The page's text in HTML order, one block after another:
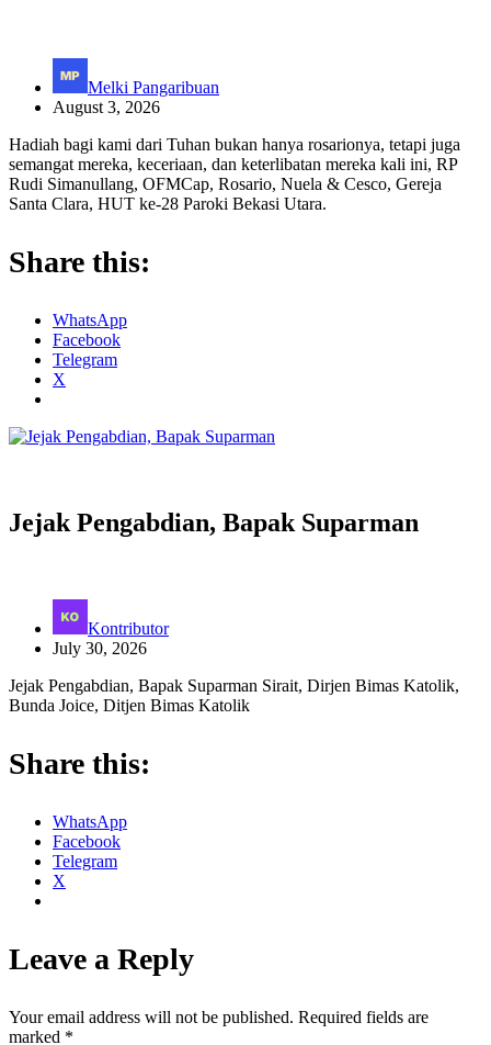
Melki Pangaribuan
August 3, 2026
Hadiah bagi kami dari Tuhan bukan hanya rosarionya, tetapi juga
semangat mereka, keceriaan, dan keterlibatan mereka kali ini, RP
Rudi Simanullang, OFMCap, Rosario, Nuela & Cesco, Gereja
Santa Clara, HUT ke-28 Paroki Bekasi Utara.
Share this:
WhatsApp
Facebook
Telegram
X
Jejak Pengabdian, Bapak Suparman
Kontributor
July 30, 2026
Jejak Pengabdian, Bapak Suparman Sirait, Dirjen Bimas Katolik,
Bunda Joice, Ditjen Bimas Katolik
Share this:
WhatsApp
Facebook
Telegram
X
Leave a Reply
Your email address will not be published. Required fields are
marked *